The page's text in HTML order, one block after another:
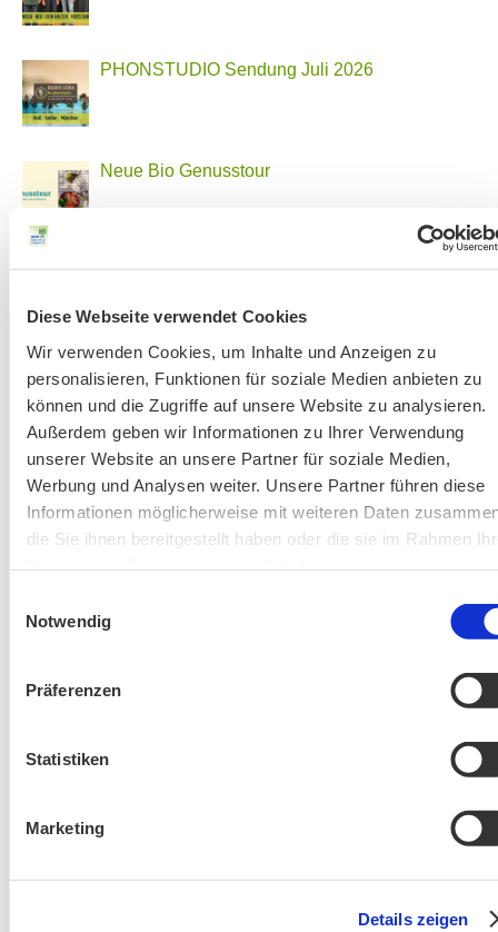
Diese Webseite verwendet Cookies
Wir verwenden Cookies, um Inhalte und Anzeigen zu
personalisieren, Funktionen für soziale Medien anbieten zu
können und die Zugriffe auf unsere Website zu analysieren.
Außerdem geben wir Informationen zu Ihrer Verwendung
unserer Website an unsere Partner für soziale Medien,
Werbung und Analysen weiter. Unsere Partner führen diese
Informationen möglicherweise mit weiteren Daten
die Sie ihnen bereitgestellt haben oder die sie im Rahmen
Notwendig
Präferenzen
Statistiken
Marketing
Details zeigen
PHONSTUDIO Sendung Juli 2026
Neue Bio Genusstour
Ankündigung Jahres-Mitgliederversammlung
BN MÜNCHEN AUF SOCIAL MEDIA
AKTIV IN STADT UND LANDKREIS MÜNCHEN: